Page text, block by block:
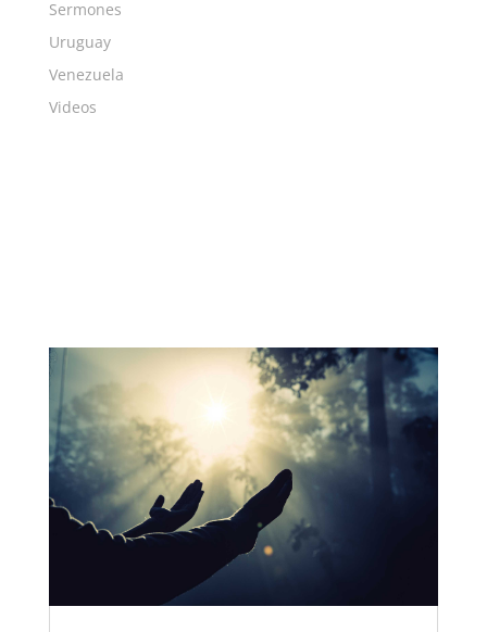
Sermones
Uruguay
Venezuela
Videos